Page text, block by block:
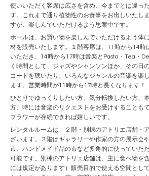
使いいただく客席は広さを含め、今までとは違っ
す。これまで通り植物性のお食事をお出しいたし
すが、楽しんでいただけるよう思案中です。
ホールは、お買い物を楽しんでいただけるよう体
材を販売いたします。１階客席は、11時から14時
いただき、14時から17時は音楽とPasta・Tea・
く時間として、ジャズやシャンソンほか、その日
コードを聴いたり、いろんなジャンルの音楽を楽
ます。営業時間が11時から17時と長くなります！
ひとりでゆっくりしたい方、気分転換したい方、
方、時には音楽のリクエストをお受けすることも
フラワーが存続できれば嬉しいです。
レンタルルームは、２階・別棟のアトリエ店舗
ざいます。２階はギャラリーや作家の方の展示会
市、ハンドメイド品の市など多角的に使っていた
可能です。別棟のアトリエ店舗は、主に食べ物を
には規定があります）販売目的で使える空間とし